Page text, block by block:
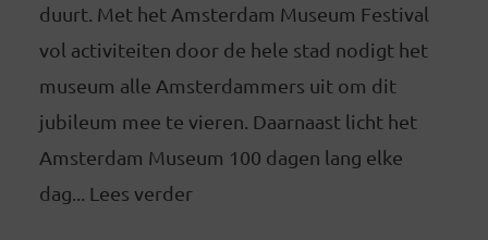
duurt. Met het Amsterdam Museum Festival
vol activiteiten door de hele stad nodigt het
museum alle Amsterdammers uit om dit
jubileum mee te vieren. Daarnaast licht het
Amsterdam Museum 100 dagen lang elke
dag... Lees verder